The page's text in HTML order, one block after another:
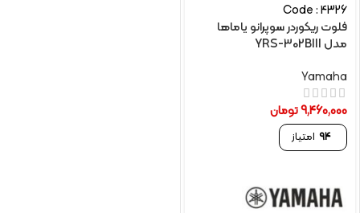
Code : 4326
فلوت ریکوردر سوپرانو یاماها
مدل YRS-302BIII
Yamaha
9,460,000تومان
94 امتیاز